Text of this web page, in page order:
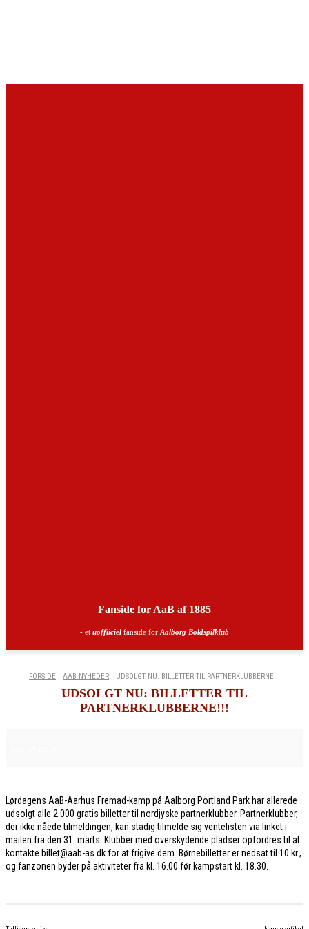
Fanside for AaB af 1885
- et uoffiiciel fanside for Aalborg Boldspilklub
FORSIDE AAB NYHEDER UDSOLGT NU: BILLETTER TIL PARTNERKLUBBERNE!!!
UDSOLGT NU: BILLETTER TIL
PARTNERKLUBBERNE!!!
Lørdagens AaB-Aarhus Fremad-kamp på Aalborg Portland Park har allerede
udsolgt alle 2.000 gratis billetter til nordjyske partnerklubber. Partnerklubber,
der ikke nåede tilmeldingen, kan stadig tilmelde sig ventelisten via linket i
mailen fra den 31. marts. Klubber med overskydende pladser opfordres til at
kontakte billet@aab-as.dk for at frigive dem. Børnebilletter er nedsat til 10 kr.,
og fanzonen byder på aktiviteter fra kl. 16.00 før kampstart kl. 18.30.